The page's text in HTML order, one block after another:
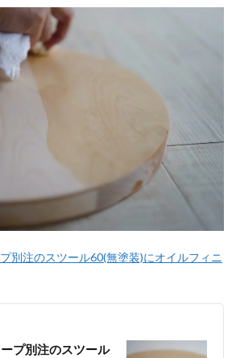
別注のスツール60(無塗装)にオイルフィニ
プ別注のスツール